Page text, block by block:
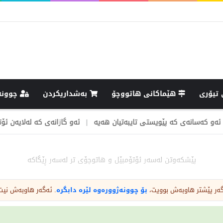
تیۆری هێماکانى هاتووچۆ بەشداریکردن
کە پێویستی تایبەتیان هەیە | ئەو گازانەی کە لەلایەن
پێشکەوتن لەسەر ئۆتۆمبێل و هاتوچۆی تر لەسەر ڕێگاکە
هەیە مەگەر نیشانەیەک هەبێت کە پێچەوانەکەی ڕوون بکاتەوە یان
سەرپێچیکردن ڕوون دەکەمەوەکەی پێشکەوتن دروستە و کەی
پێشتر هاوبەش بوویت، بۆ چوونەژوورەوە لێرە دابگرە. ئەگەر هاوبەش